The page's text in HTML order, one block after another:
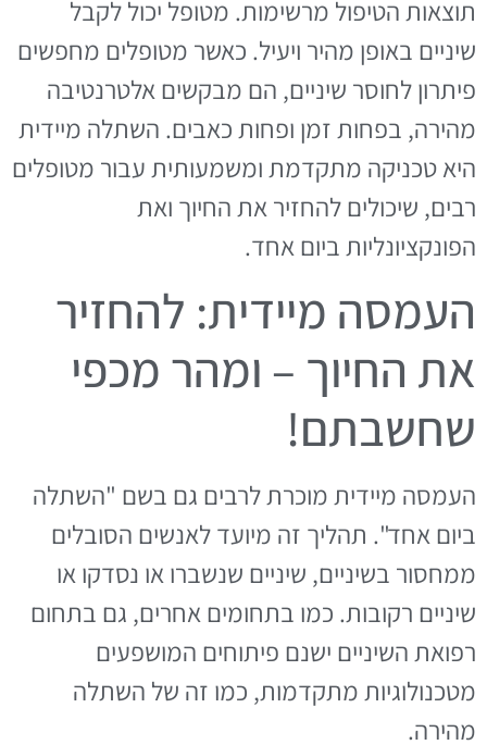
תוצאות הטיפול מרשימות. מטופל יכול לקבל
שיניים באופן מהיר ויעיל. כאשר מטופלים מחפשים
פיתרון לחוסר שיניים, הם מבקשים אלטרנטיבה
מהירה, בפחות זמן ופחות כאבים. השתלה מיידית
היא טכניקה מתקדמת ומשמעותית עבור מטופלים
רבים, שיכולים להחזיר את החיוך ואת
הפונקציונליות ביום אחד.
העמסה מיידית: להחזיר
את החיוך – ומהר מכפי
שחשבתם!
העמסה מיידית מוכרת לרבים גם בשם "השתלה
ביום אחד". תהליך זה מיועד לאנשים הסובלים
ממחסור בשיניים, שיניים שנשברו או נסדקו או
שיניים רקובות. כמו בתחומים אחרים, גם בתחום
רפואת השיניים ישנם פיתוחים המושפעים
מטכנולוגיות מתקדמות, כמו זה של השתלה
מהירה.